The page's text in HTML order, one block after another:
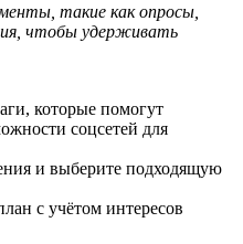
такие как опросы,
чтобы удерживать
которые помогут
соцсетей для
и выберите подходящую
с учётом интересов